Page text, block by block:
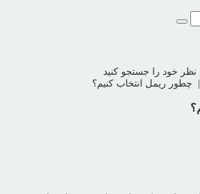
خود را جستجو کنید
چطور ریمل انتخاب کنیم؟